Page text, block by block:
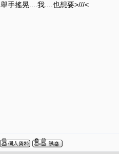
舉手搖晃....我....也想要>///<